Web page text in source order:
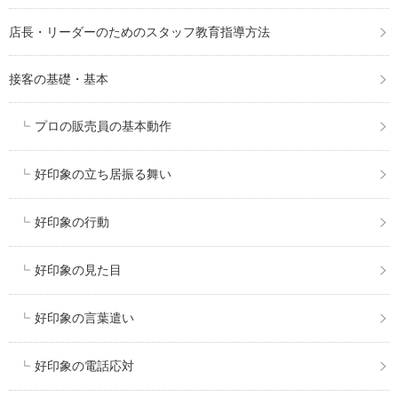
店長・リーダーのためのスタッフ教育指導方法
接客の基礎・基本
プロの販売員の基本動作
好印象の立ち居振る舞い
好印象の行動
好印象の見た目
好印象の言葉遣い
好印象の電話応対